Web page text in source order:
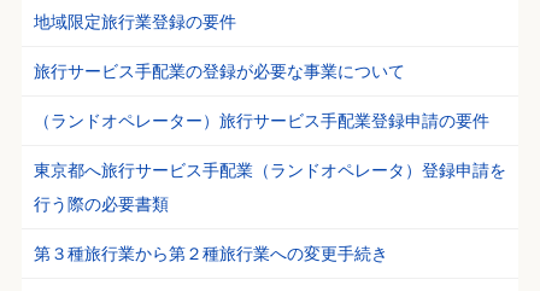
地域限定旅行業登録の要件
旅行サービス手配業の登録が必要な事業について
（ランドオペレーター）旅行サービス手配業登録申請の要件
東京都へ旅行サービス手配業（ランドオペレータ）登録申請を
行う際の必要書類
第３種旅行業から第２種旅行業への変更手続き